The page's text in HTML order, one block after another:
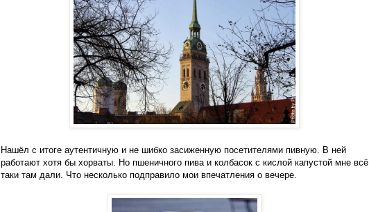
Нашёл с итоге аутентичную и не шибко засиженную посетителями пивную. В ней
работают хотя бы хорваты. Но пшеничного пива и колбасок с кислой капустой мне всё
таки там дали. Что несколько подправило мои впечатления о вечере.